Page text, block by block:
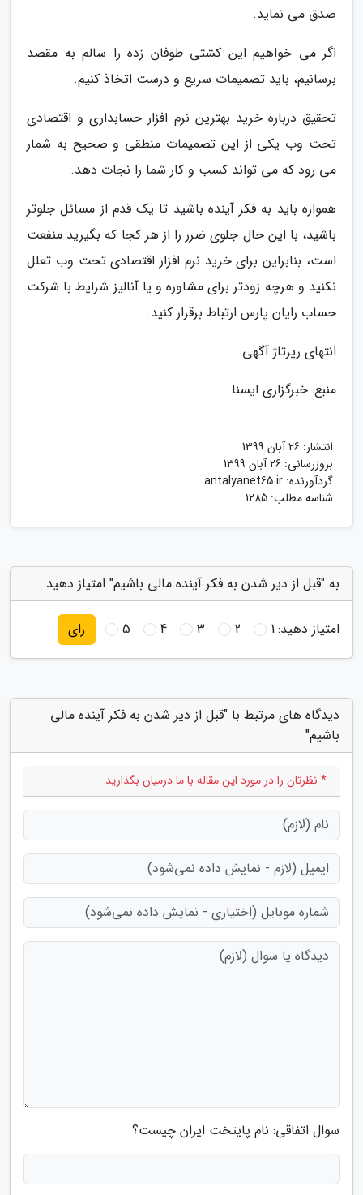
صدق می نماید.
اگر می خواهیم این کشتی طوفان زده را سالم به مقصد
برسانیم، باید تصمیمات سریع و درست اتخاذ کنیم.
تحقیق درباره خرید بهترین نرم افزار حسابداری و اقتصادی
تحت وب یکی از این تصمیمات منطقی و صحیح به شمار
می رود که می تواند کسب و کار شما را نجات دهد.
همواره باید به فکر آینده باشید تا یک قدم از مسائل جلوتر
باشید، با این حال جلوی ضرر را از هر کجا که بگیرید منفعت
است، بنابراین برای خرید نرم افزار اقتصادی تحت وب تعلل
نکنید و هرچه زودتر برای مشاوره و یا آنالیز شرایط با شرکت
حساب رایان پارس ارتباط برقرار کنید.
انتهای رپرتاژ آگهی
منبع: خبرگزاری ایسنا
انتشار: 26 آبان 1399
بروزرسانی: 26 آبان 1399
گردآورنده: antalyanet65.ir
شناسه مطلب: 1285
به "قبل از دیر شدن به فکر آینده مالی باشیم" امتیاز دهید
امتیاز دهید:1
2
3
4
5 رای
دیدگاه های مرتبط با "قبل از دیر شدن به فکر آینده مالی
باشیم"
* نظرتان را در مورد این مقاله با ما درمیان بگذارید
سوال اتفاقی: نام پایتخت ایران چیست؟